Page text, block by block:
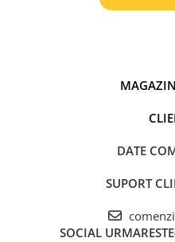
DATE
SUPORT
SOCIAL